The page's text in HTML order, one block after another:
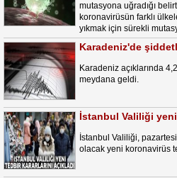
mutasyona uğradığı
koronavirüsün farklı
yıkmak için sürekli
Karadeniz'de
Karadeniz açıklarında
meydana geldi.
İstanbul Valiliği yeni
İstanbul Valiliği,
olacak yeni koronavirüs